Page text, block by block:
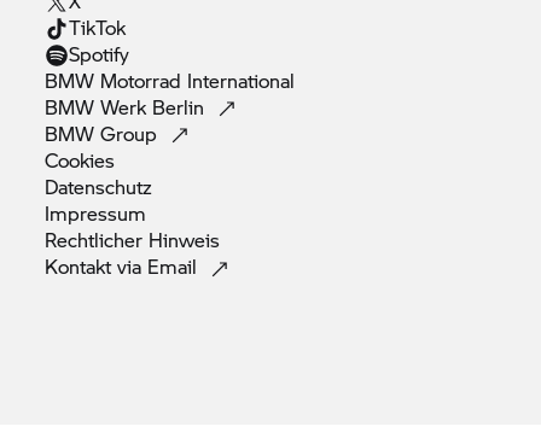
TikTok
Spotify
BMW Motorrad International
BMW Werk Berlin
BMWGroup
Cookies
Datenschutz
Impressum
Rechtlicher Hinweis
Kontakt via Email